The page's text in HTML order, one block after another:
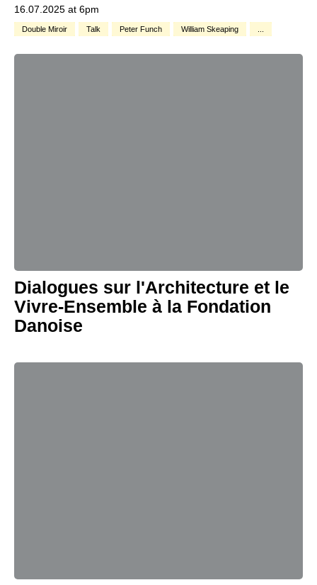
16.07.2025 at 6pm
Double Miroir Talk Peter Funch William Skeaping ...
Dialogues sur l'Architecture et le
Vivre-Ensemble à la Fondation
Danoise